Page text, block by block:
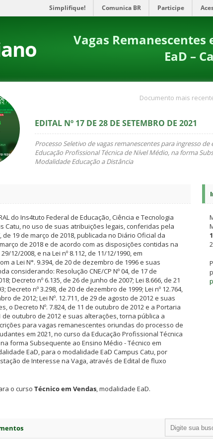
Simplifique! Comunica BR Participe
Vagas Remanescentes
EaD –
Documento mais
EDITAL Nº 17 DE 28 DE SETEMBRO DE 2021
Processo Seletivo de vagas remanescentes para ingresso
Educação Profissional Técnica de Nível Médio, na forma
Modalidade Educação a Distância
do Ins4tuto Federal de Educação, Ciência e Tecnologia
Catu, no uso de suas atribuições legais, conferidas pela
de 19 de março de 2018, publicada no Diário Oficial da
de 2018 e de acordo com as disposições contidas na
29/12/2008, e na Lei nº 8.112, de 11/12/1990, em
a Lei N°. 9.394, de 20 de dezembro de 1996 e suas
considerando: Resolução CNE/CP Nº 04, de 17 de
Decreto nº 6.135, de 26 de junho de 2007; Lei 8.666, de 21
Decreto nº 3.298, de 20 de dezembro de 1999; Lei nº 12.764,
de 2012; Lei Nº. 12.711, de 29 de agosto de 2012 e suas
o Decreto Nº. 7.824, de 11 de outubro de 2012 e a Portaria
de outubro de 2012 e suas alterações, torna pública a
para vagas remanescentes oriundas do processo de
em 2021, no curso da Educação Profissional Técnica
forma Subsequente ao Ensino Médio - Técnico em
EaD, para o modalidade EaD Campus Catu, por
de Interesse na Vaga, através de Edital de fluxo
o curso Técnico em Vendas, modalidade EaD.